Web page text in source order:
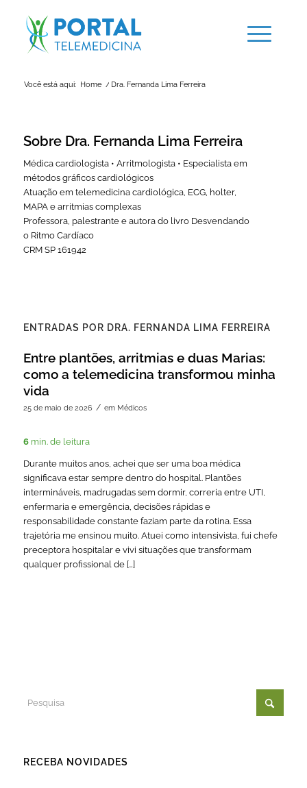
Você está aqui: Home / Dra. Fernanda Lima Ferreira
Sobre Dra. Fernanda Lima Ferreira
Médica cardiologista • Arritmologista • Especialista em
métodos gráficos cardiológicos
Atuação em telemedicina cardiológica, ECG, holter,
MAPA e arritmias complexas
Professora, palestrante e autora do livro Desvendando
o Ritmo Cardíaco
CRM SP 161942
ENTRADAS POR DRA. FERNANDA LIMA FERREIRA
Entre plantões, arritmias e duas Marias:
como a telemedicina transformou minha
vida
25 de maio de 2026 / em Médicos
6 min. de leitura
Durante muitos anos, achei que ser uma boa médica
significava estar sempre dentro do hospital. Plantões
intermináveis, madrugadas sem dormir, correria entre UTI,
enfermaria e emergência, decisões rápidas e
responsabilidade constante faziam parte da rotina. Essa
trajetória me ensinou muito. Atuei como intensivista, fui chefe
preceptora hospitalar e vivi situações que transformam
qualquer profissional de […]
RECEBA NOVIDADES